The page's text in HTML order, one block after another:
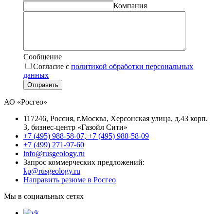
Компания
Сообщение
Согласие с политикой обработки персональных
данных
Отправить
АО «Росгео»
117246, Россия, г.Москва, Херсонская улица, д.43 корп.
3, бизнес-центр «Газойл Сити»
+7 (495) 988-58-07, +7 (495) 988-58-09
+7 (499) 271-97-60
info@rusgeology.ru
Запрос коммерческих предложений:
kp@rusgeology.ru
Направить резюме в Росгео
Мы в социальных сетях